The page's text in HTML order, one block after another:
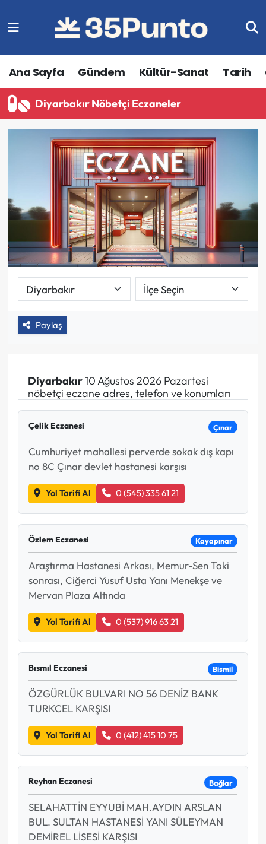
Ana Sayfa Gündem Kültür-Sanat Tarih
Diyarbakır Nöbetçi Eczaneler
Paylaş
Diyarbakır10 Ağustos 2026 Pazartesi
nöbetçi eczane adres, telefon ve konumları
Çelik Eczanesi Çınar
Cumhuriyet mahallesi perverde sokak dış kapı
no 8C Çınar devlet hastanesi karşısı
Yol Tarifi Al 0 (545) 335 61 21
Özlem Eczanesi Kayapınar
Araştırma Hastanesi Arkası, Memur-Sen Toki
sonrası, Ciğerci Yusuf Usta Yanı Menekşe ve
Mervan Plaza Altında
Yol Tarifi Al 0 (537) 916 63 21
Bısmıl Eczanesi Bismil
ÖZGÜRLÜK BULVARI NO 56 DENİZ BANK
TURKCEL KARŞISI
Yol Tarifi Al 0 (412) 415 10 75
Reyhan Eczanesi Bağlar
SELAHATTİN EYYUBİ MAH.AYDIN ARSLAN
BUL. SULTAN HASTANESİ YANI SÜLEYMAN
DEMİREL LİSESİ KARŞISI